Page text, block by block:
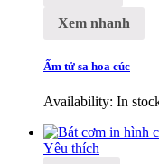
Xem nhanh
Ấm tử sa hoa cúc
Availability: In
Yêu thích